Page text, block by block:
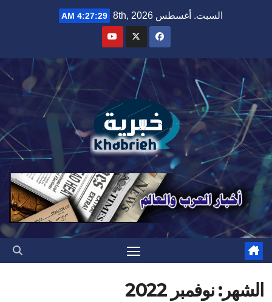
السبت. أغسطس 8th, 2026 4:27:30 AM
الشهر:نوفمبر 2022